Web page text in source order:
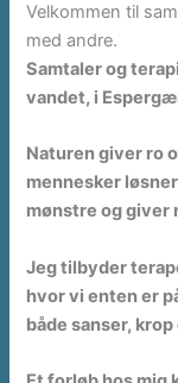
Velkommen til
med andre.
Samtaler og
vandet, i
Naturen giver ro
mennesker
mønstre og giver
Jeg tilbyder
hvor vi enten er
både sanser, krop